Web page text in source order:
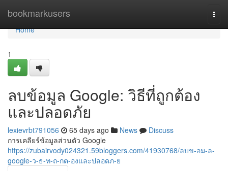
bookmarkusers
Home
Home
1
ลบข้อมูล Google: วิธีที่ถูกต้อง
และปลอดภัย
lexievrbt791056 65 days ago News
Discuss
การเคลียร์ข้อมูลส่วนตัว Google
https://zubairvody024321.59bloggers.com/41930768/ลบข-อม-ล-
google-ว-ธ-ท-ถ-กต-องและปลอดภ-ย